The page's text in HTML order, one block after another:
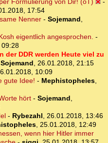
Formulierung von Dir! (oT)
-
17:54
Nenner- Sojemand,
eigentlich angesprochen. -
der DDR werden Heute viel zu
Sojemand, 26.01.2018, 21:15
10:09
gute Idee! - Mephistopheles,
hört- Sojemand,
- Rybezahl, 26.01.2018, 13:46
, 25.01.2018, 12:49
wenn hier Hitler immer